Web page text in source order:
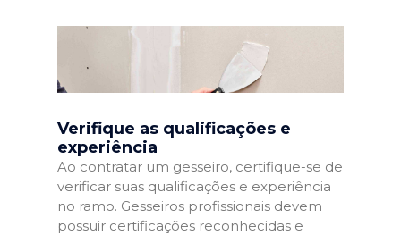
Verifique as qualificações e
experiência
Ao contratar um gesseiro, certifique-se de
verificar suas qualificações e experiência
no ramo. Gesseiros profissionais devem
possuir certificações reconhecidas e